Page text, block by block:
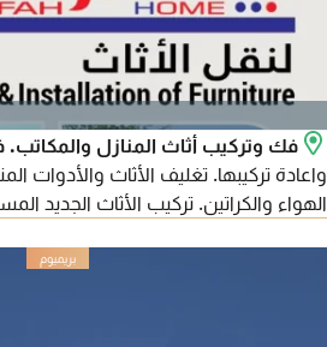
فك وتركيب أثاث المنازل والمكاتب.
واعادة تركيبها. تغليف الأثاث والأدوات
الهواء والكراتين. تركيب الأثاث الجديد